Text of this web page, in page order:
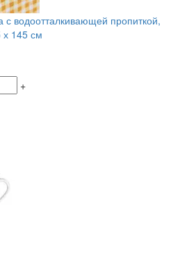
с водоотталкивающей пропиткой,
х 145 см
+